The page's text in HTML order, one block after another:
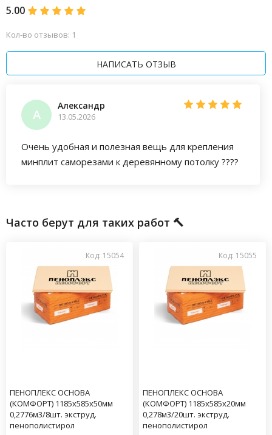
5.00
Кол-во отзывов: 1
НАПИСАТЬ ОТЗЫВ
А
Александр
13.05.2026
Очень удобная и полезная вещь для крепления
минплит саморезами к деревянному потолку ????
Часто берут для таких работ 🔨
Код: 15054
ПЕНОПЛЕКС ОСНОВА
(КОМФОРТ) 1185х585х50мм
0,2776м3/8шт. экструд.
пенополистирол
Код: 15055
ПЕНОПЛЕКС ОСНОВА
(КОМФОРТ) 1185х585х20мм
0,278м3/20шт. экструд.
пенополистирол